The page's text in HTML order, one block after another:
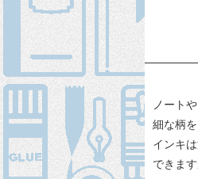
ノート
細な柄
インキ
できま